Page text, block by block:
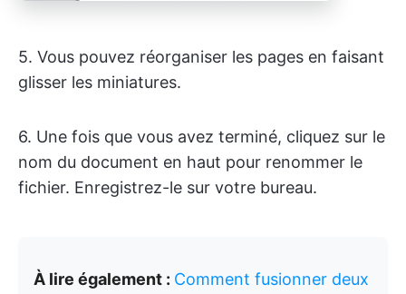
5. Vous pouvez réorganiser les pages en faisant
glisser les miniatures.
6. Une fois que vous avez terminé, cliquez sur le
nom du document en haut pour renommer le
fichier. Enregistrez-le sur votre bureau.
À lire également : Comment fusionner deux